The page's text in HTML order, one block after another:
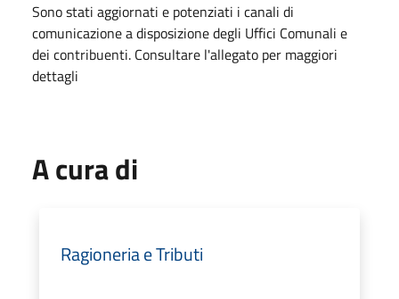
Sono stati aggiornati e potenziati i canali di
comunicazione a disposizione degli Uffici Comunali e
dei contribuenti. Consultare l'allegato per maggiori
dettagli
A cura di
Ragioneria e Tributi